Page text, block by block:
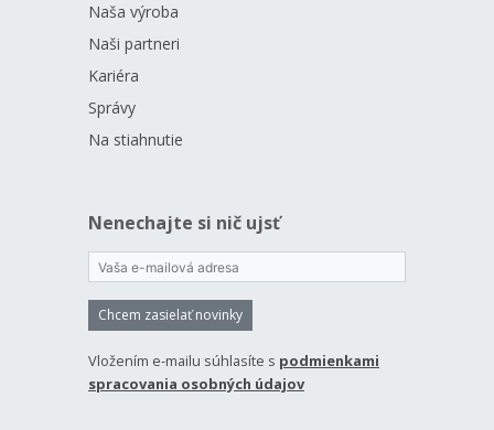
Naša výroba
Naši partneri
Kariéra
Správy
Na stiahnutie
Nenechajte si nič ujsť
Chcem zasielať novinky
Vložením e-mailu súhlasíte s podmienkami
spracovania osobných údajov